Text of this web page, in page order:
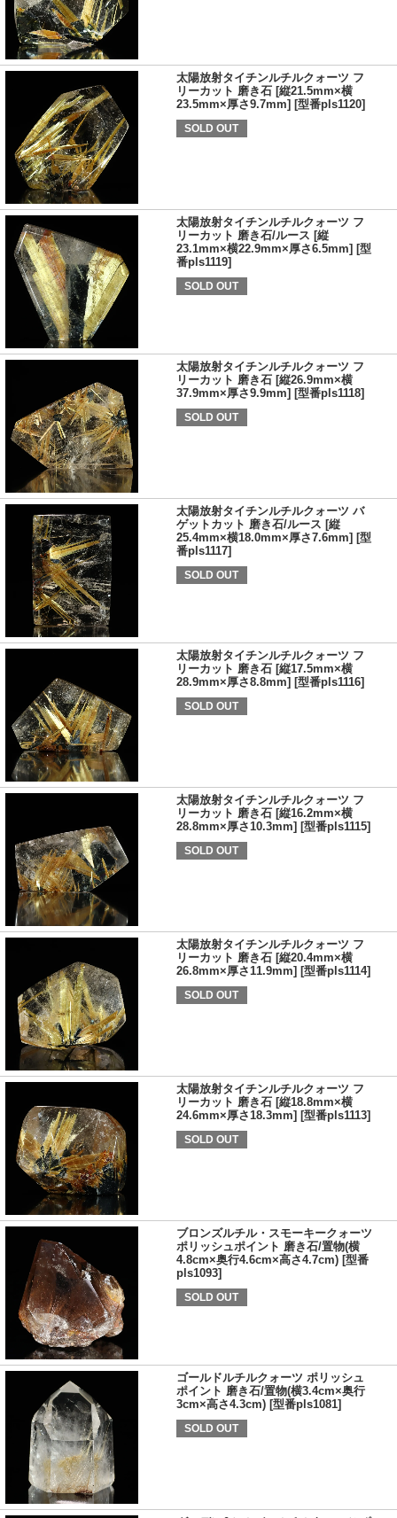
太陽放射タイチンルチルクォーツ フ
リーカット 磨き石 [縦21.5mm×横
23.5mm×厚さ9.7mm] [型番pls1120]
SOLD OUT
太陽放射タイチンルチルクォーツ フ
リーカット 磨き石/ルース [縦
23.1mm×横22.9mm×厚さ6.5mm] [型
番pls1119]
SOLD OUT
太陽放射タイチンルチルクォーツ フ
リーカット 磨き石 [縦26.9mm×横
37.9mm×厚さ9.9mm] [型番pls1118]
SOLD OUT
太陽放射タイチンルチルクォーツ バ
ゲットカット 磨き石/ルース [縦
25.4mm×横18.0mm×厚さ7.6mm] [型
番pls1117]
SOLD OUT
太陽放射タイチンルチルクォーツ フ
リーカット 磨き石 [縦17.5mm×横
28.9mm×厚さ8.8mm] [型番pls1116]
SOLD OUT
太陽放射タイチンルチルクォーツ フ
リーカット 磨き石 [縦16.2mm×横
28.8mm×厚さ10.3mm] [型番pls1115]
SOLD OUT
太陽放射タイチンルチルクォーツ フ
リーカット 磨き石 [縦20.4mm×横
26.8mm×厚さ11.9mm] [型番pls1114]
SOLD OUT
太陽放射タイチンルチルクォーツ フ
リーカット 磨き石 [縦18.8mm×横
24.6mm×厚さ18.3mm] [型番pls1113]
SOLD OUT
ブロンズルチル・スモーキークォーツ
ポリッシュポイント 磨き石/置物(横
4.8cm×奥行4.6cm×高さ4.7cm) [型番
pls1093]
SOLD OUT
ゴールドルチルクォーツ ポリッシュ
ポイント 磨き石/置物(横3.4cm×奥行
3cm×高さ4.3cm) [型番pls1081]
SOLD OUT